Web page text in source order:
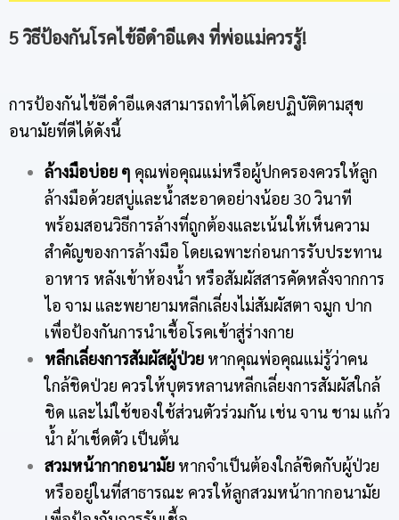
5 วิธีป้องกันโรคไข้อีดำอีแดง ที่พ่อแม่ควรรู้!
การป้องกันไข้อีดำอีแดงสามารถทำได้โดยปฏิบัติตามสุข
อนามัยที่ดีได้ดังนี้
ล้างมือบ่อย ๆ คุณพ่อคุณแม่หรือผู้ปกครองควรให้ลูก
ล้างมือด้วยสบู่และน้ำสะอาดอย่างน้อย 30 วินาที
พร้อมสอนวิธีการล้างที่ถูกต้องและเน้นให้เห็นความ
สำคัญของการล้างมือ โดยเฉพาะก่อนการรับประทาน
อาหาร หลังเข้าห้องน้ำ หรือสัมผัสสารคัดหลั่งจากการ
ไอ จาม และพยายามหลีกเลี่ยงไม่สัมผัสตา จมูก ปาก
เพื่อป้องกันการนำเชื้อโรคเข้าสู่ร่างกาย
หลีกเลี่ยงการสัมผัสผู้ป่วย หากคุณพ่อคุณแม่รู้ว่าคน
ใกล้ชิดป่วย ควรให้บุตรหลานหลีกเลี่ยงการสัมผัสใกล้
ชิด และไม่ใช้ของใช้ส่วนตัวร่วมกัน เช่น จาน ชาม แก้ว
น้ำ ผ้าเช็ดตัว เป็นต้น
สวมหน้ากากอนามัย หากจำเป็นต้องใกล้ชิดกับผู้ป่วย
หรืออยู่ในที่สาธารณะ ควรให้ลูกสวมหน้ากากอนามัย